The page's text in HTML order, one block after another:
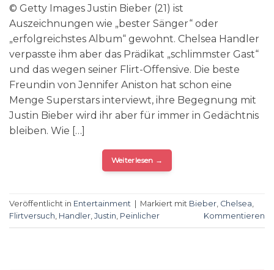
© Getty Images Justin Bieber (21) ist
Auszeichnungen wie „bester Sänger“ oder
„erfolgreichstes Album“ gewohnt. Chelsea Handler
verpasste ihm aber das Prädikat „schlimmster Gast“
und das wegen seiner Flirt-Offensive. Die beste
Freundin von Jennifer Aniston hat schon eine
Menge Superstars interviewt, ihre Begegnung mit
Justin Bieber wird ihr aber für immer in Gedächtnis
bleiben. Wie […]
Weiterlesen →
Veröffentlicht in Entertainment Markiert mit Bieber Chelsea
Flirtversuch Handler Justin Peinlicher Kommentieren